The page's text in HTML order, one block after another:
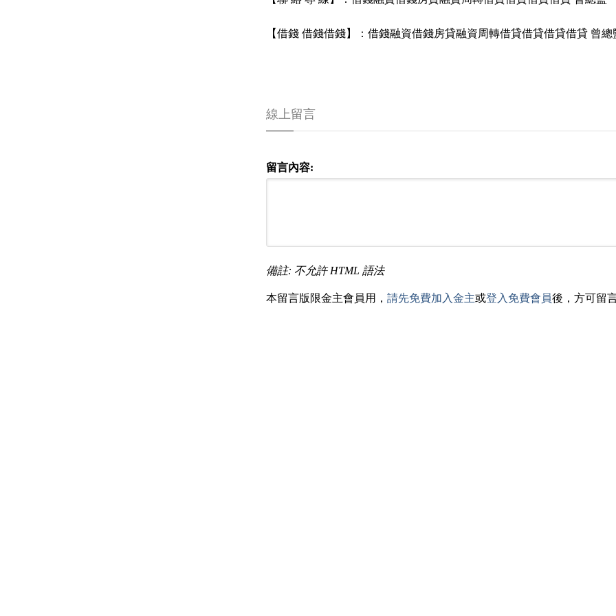
【借錢 借錢借錢】：借錢融資借錢房貸融資周轉借貸借貸借貸借貸 曾總
線上留言
留言內容:
備註: 不允許 HTML 語法
本留言版限金主會員用， 請先免費加入金主或登入免費會員後，方可留